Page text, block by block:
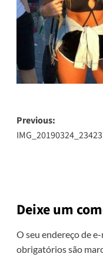
Post
navigation
Previous:
Deixe um
O seu endereço de
obrigatórios são